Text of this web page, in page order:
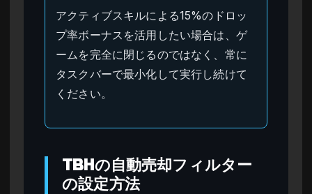
アクティブスキルによる15%のドロッ
プ率ボーナスを活用したい場合は、ゲ
ームを完全に閉じるのではなく、常に
タスクバーで最小化して実行し続けて
ください。
TBHの自動売却フィルター
の設定方法